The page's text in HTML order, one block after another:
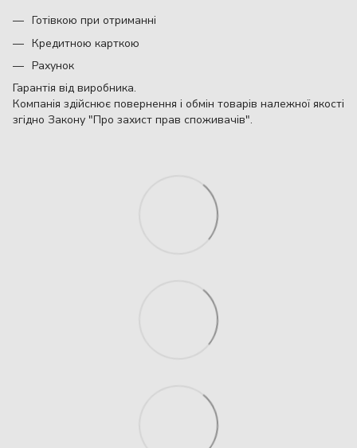
Готівкою при отриманні
Кредитною карткою
Рахунок
Гарантія від виробника.
Компанія здійснює повернення і обмін товарів належної якості
згідно Закону "Про захист прав споживачів".